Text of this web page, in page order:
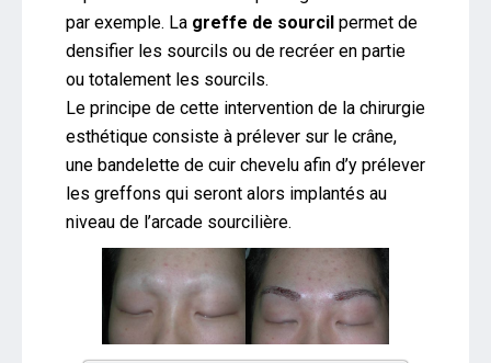
par exemple. La greffe de sourcil permet de
densifier les sourcils ou de recréer en partie
ou totalement les sourcils.
Le principe de cette intervention de la chirurgie
esthétique consiste à prélever sur le crâne,
une bandelette de cuir chevelu afin d’y prélever
les greffons qui seront alors implantés au
niveau de l’arcade sourcilière.